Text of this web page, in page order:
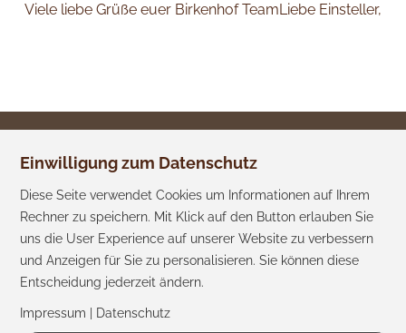
Viele liebe Grüße euer Birkenhof TeamLiebe Einsteller,
KONTAKT
Birkenhof Teltow
Zehnrutenweg 55A,
14513 Teltow
Fragen zum Birkenhof:
Einwilligung zum Datenschutz
Diese Seite verwendet Cookies um Informationen auf Ihrem
Rechner zu speichern. Mit Klick auf den Button erlauben Sie
uns die User Experience auf unserer Website zu verbessern
und Anzeigen für Sie zu personalisieren. Sie können diese
Entscheidung jederzeit ändern.
Impressum Datenschutz